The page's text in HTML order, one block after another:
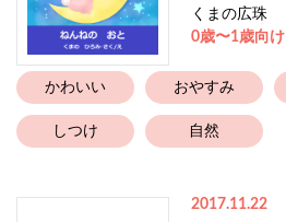
くまの広珠
0歳〜1歳向け
かわいい おやすみ
しつけ 自然
2017.11.22